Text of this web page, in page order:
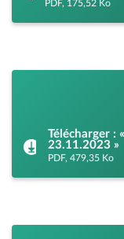
PDF, 175,52 Ko
Télécharger :
23.11.2023 »
PDF, 479,35 Ko